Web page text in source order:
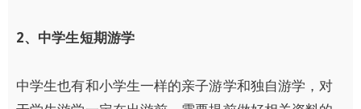
2、中学生短期游学
中学生也有和小学生一样的亲子游学和独自游学，对